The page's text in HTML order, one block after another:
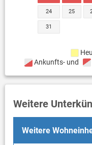
24 25
31
Ankunfts- und
Weitere
Weitere